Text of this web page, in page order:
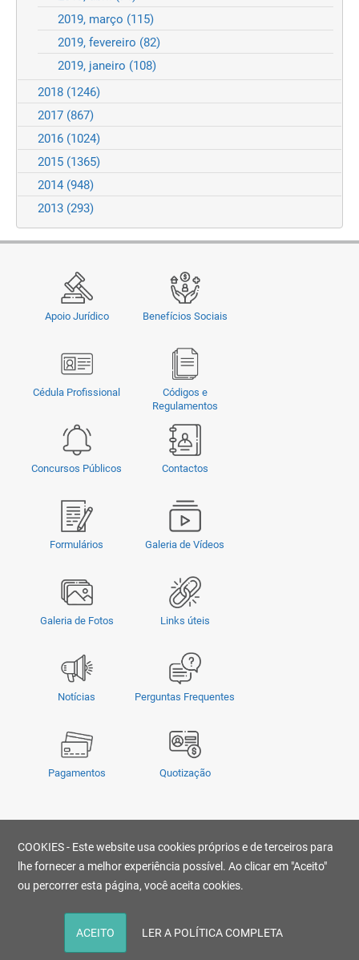
2019, março (115)
2019, fevereiro (82)
2019, janeiro (108)
2018 (1246)
2017 (867)
2016 (1024)
2015 (1365)
2014 (948)
2013 (293)
Apoio Jurídico Benefícios Sociais
Cédula Profissional
Códigos e
Regulamentos
Concursos Públicos Contactos
Formulários Galeria de Vídeos
Galeria de Fotos Links úteis
Notícias Perguntas Frequentes
Pagamentos Quotização
© Copyright 2026 - OMSUL | O conteúdo não pode ser copiado, publicado,
transmitido, reescrito ou redistribuído sem prévia autorização.
Desenvolvido por
COOKIES - Este website usa cookies próprios e de terceiros para
lhe fornecer a melhor experiência possível. Ao clicar em "Aceito"
ou percorrer esta página, você aceita cookies.
ACEITO LER A POLÍTICA COMPLETA